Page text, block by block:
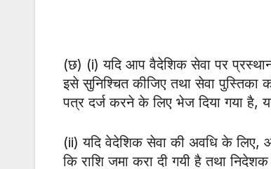
(छ) (i) यदि आप वैदेशिक सेवा पर
इसे सुनिश्चित कीजिए तथा सेवा पुस्तिका
पत्र दर्ज करने के लिए भेज दिया गया है,
(ii) यदि वेदेशिक सेवा की अवधि के लिए,
कि राशि जमा करा दी गयी है तथा